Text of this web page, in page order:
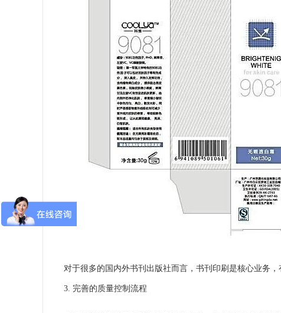
对于很多的国内外书刊出版社而言，书刊印刷是核心业务
3. 完善的质量控制流程